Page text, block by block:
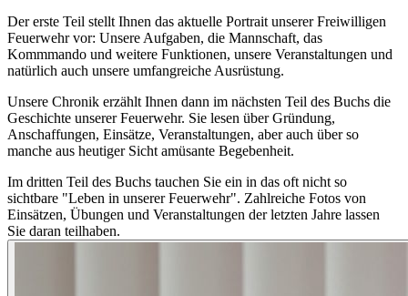
Der erste Teil stellt Ihnen das aktuelle Portrait unserer Freiwilligen
Feuerwehr vor: Unsere Aufgaben, die Mannschaft, das
Kommmando und weitere Funktionen, unsere Veranstaltungen und
natürlich auch unsere umfangreiche Ausrüstung.
Unsere Chronik erzählt Ihnen dann im nächsten Teil des Buchs die
Geschichte unserer Feuerwehr. Sie lesen über Gründung,
Anschaffungen, Einsätze, Veranstaltungen, aber auch über so
manche aus heutiger Sicht amüsante Begebenheit.
Im dritten Teil des Buchs tauchen Sie ein in das oft nicht so
sichtbare "Leben in unserer Feuerwehr". Zahlreiche Fotos von
Einsätzen, Übungen und Veranstaltungen der letzten Jahre lassen
Sie daran teilhaben.